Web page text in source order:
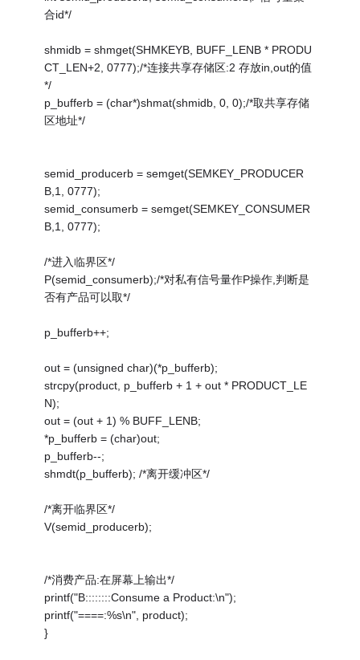
合id*/
shmidb = shmget(SHMKEYB, BUFF_LENB * PRODU
CT_LEN+2, 0777);/*连接共享存储区:2 存放in,out的值
*/
p_bufferb = (char*)shmat(shmidb, 0, 0);/*取共享存储
区地址*/
semid_producerb = semget(SEMKEY_PRODUCER
B,1, 0777);
semid_consumerb = semget(SEMKEY_CONSUMER
B,1, 0777);
/*进入临界区*/
P(semid_consumerb);/*对私有信号量作P操作,判断是
否有产品可以取*/
p_bufferb++;
out = (unsigned char)(*p_bufferb);
strcpy(product, p_bufferb + 1 + out * PRODUCT_LE
N);
out = (out + 1) % BUFF_LENB;
*p_bufferb = (char)out;
p_bufferb--;
shmdt(p_bufferb); /*离开缓冲区*/
/*离开临界区*/
V(semid_producerb);
/*消费产品:在屏幕上输出*/
printf("B::::::::Consume a Product:\n");
printf("====:%s\n", product);
}